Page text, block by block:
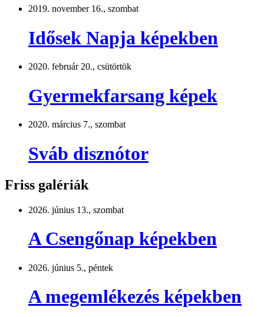
2019. november 16., szombat
Idősek Napja képekben
2020. február 20., csütörtök
Gyermekfarsang képek
2020. március 7., szombat
Sváb disznótor
Friss galériák
2026. június 13., szombat
A Csengőnap képekben
2026. június 5., péntek
A megemlékezés képekben